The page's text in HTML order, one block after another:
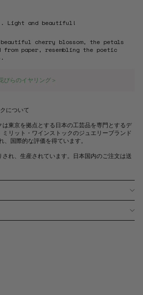
. Light and beautiful!
beautiful cherry blossom, the petals
paper, resembling the poetic
びらのイヤリング＞
について
は東京を拠点とする日本の工芸品を専門とするデ
リット・ワインストックのジュエリーブランド
国際的な評価を得ています。
れ、生産されています。日本国内のご注文は送